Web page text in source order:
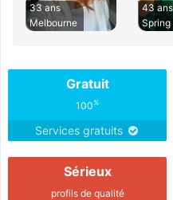
33 ans
Melbourne
43 ans
Spring
Gratuit
100%
Services gratuits
Sérieux
profils de qualité